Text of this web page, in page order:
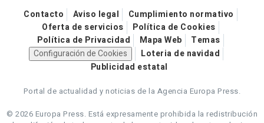
Contacto Aviso legal
Cumplimiento normativo
Oferta de servicios
Política de Cookies
Política de Privacidad
Mapa Web
Temas
Configuración de Cookies
Loteria de navidad
Publicidad estatal
Portal de actualidad y noticias de la Agencia Europa Press.
© 2026 Europa Press. Está expresamente prohibida la redistribución